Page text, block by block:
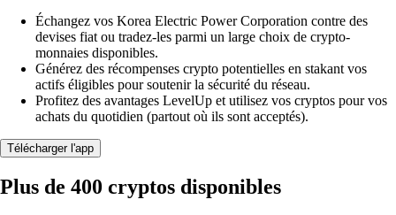
Échangez vos Korea Electric Power Corporation contre des
devises fiat ou tradez-les parmi un large choix de crypto-
monnaies disponibles.
Générez des récompenses crypto potentielles en stakant vos
actifs éligibles pour soutenir la sécurité du réseau.
Profitez des avantages LevelUp et utilisez vos cryptos pour vos
achats du quotidien (partout où ils sont acceptés).
Télécharger l'app
Plus de 400 cryptos disponibles